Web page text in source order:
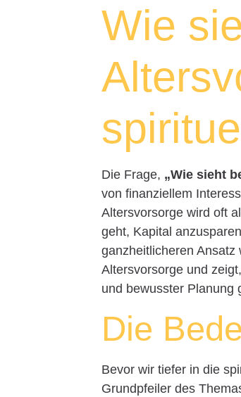
Wie
Die Frage, „Wie sieht
von finanziellem
Altersvorsorge wird oft
geht, Kapital
ganzheitlicheren
Altersvorsorge und
und bewusster Planung
Die
Bevor wir tiefer in die
Grundpfeiler des